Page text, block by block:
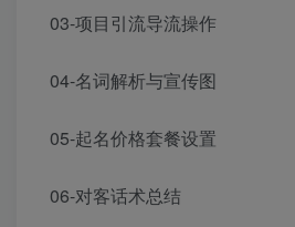
03-项目引流导流操作
04-名词解析与宣传图
05-起名价格套餐设置
06-对客话术总结